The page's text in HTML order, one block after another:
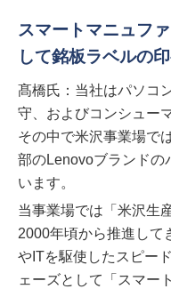
スマートマニュフ
して銘板ラベルの
髙橋氏：当社はパソコ
守、およびコンシュー
その中で米沢事業場で
部のLenovoブランドの
います。
当事業場では「米沢生
2000年頃から推進して
やITを駆使したスピー
ェーズとして「スマー